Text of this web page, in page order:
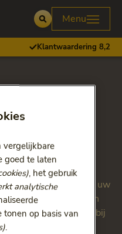
Open
Menu
Klantwaardering 8,2
18
het bewegen of door uw
kan vaststellen
of begeleiden bij
vergelijkbare
goed te laten
, het gebruik
analytische
op basis van
.